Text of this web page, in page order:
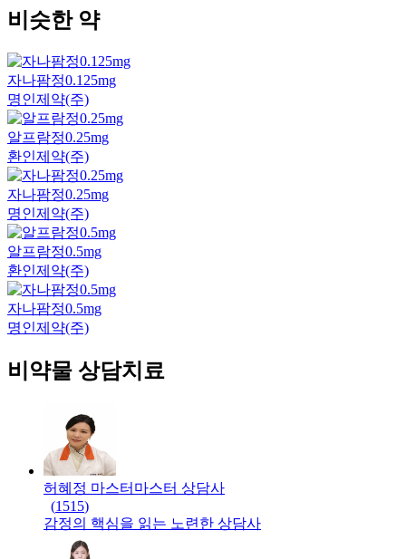
비슷한 약
자나팜정0.125mg
명인제약(주)
알프람정0.25mg
환인제약(주)
자나팜정0.25mg
명인제약(주)
알프람정0.5mg
환인제약(주)
자나팜정0.5mg
명인제약(주)
비약물 상담치료
허혜정 마스터 마스터 상담사
(1515)
감정의 핵심을 읽는 노련한 상담사